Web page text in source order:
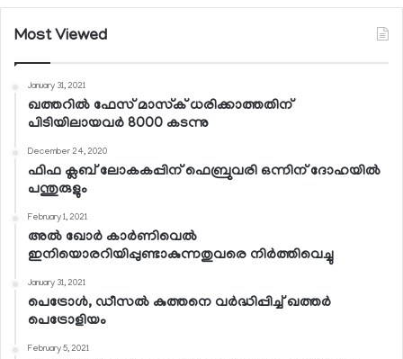
Most Viewed
January 31, 2021
ഖത്തറില്‍ ഫേസ് മാസ്‌ക് ധരിക്കാത്തതിന്
പിടിയിലായവര്‍ 8000 കടന്നു
December 24, 2020
ഫിഫ ക്ലബ് ലോകകപ്പിന് ഫെബ്രുവരി ഒന്നിന് ദോഹയില്‍
പന്തുരുളും
February 1, 2021
അല്‍ ഖോര്‍ കാര്‍ണിവെല്‍
ഇനിയൊരറിയിപ്പുണ്ടാകുന്നതുവരെ നിര്‍ത്തിവെച്ചു
January 31, 2021
പെട്രോള്‍, ഡീസല്‍ കുത്തനെ വര്‍ദ്ധിപ്പിച്ച് ഖത്തര്‍
പെട്രോളിയം
February 5, 2021